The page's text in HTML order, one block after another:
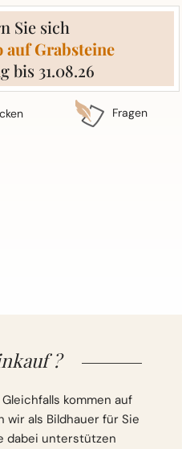
Sie sich
auf Grabsteine
bis 31.08.26
Fragen
?
kommen auf
wir als Bildhauer für Sie
dabei unterstützen